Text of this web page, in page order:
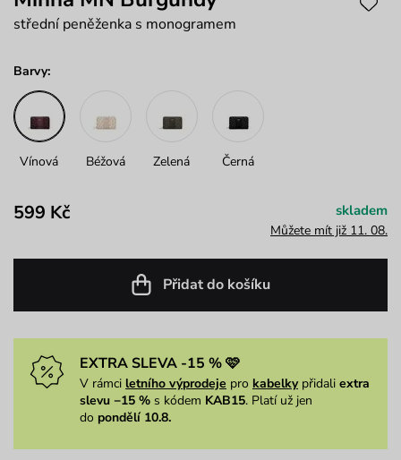
střední peněženka s monogramem
Barvy:
Vínová Béžová Zelená Černá
599 Kč skladem
Můžete mít již 11. 08.
Přidat do košíku
EXTRA SLEVA -15 % 🩷
V rámci letního výprodeje pro kabelkypřidali extra
slevu −15 % s kódem KAB15. Platí už jen
do pondělí 10.8.